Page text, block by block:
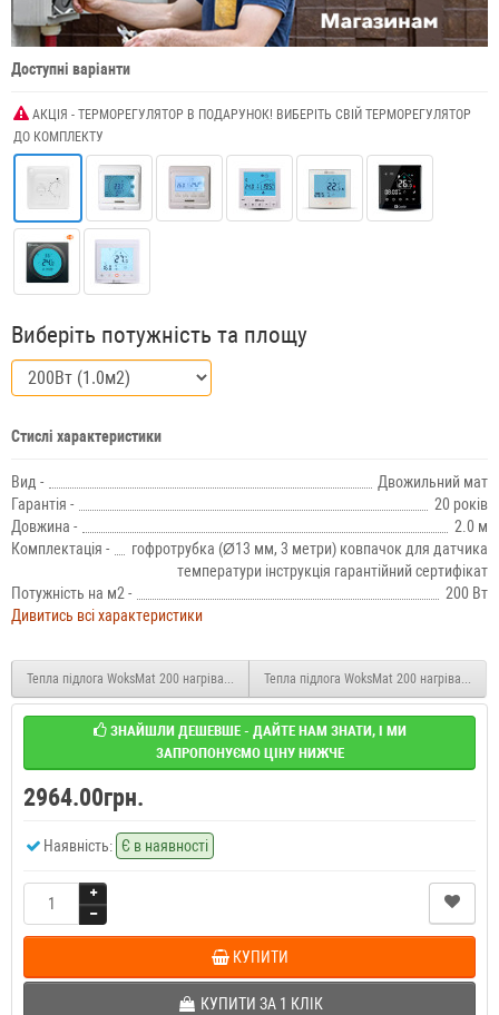
Доступні варіанти
АКЦІЯ - ТЕРМОРЕГУЛЯТОР В ПОДАРУНОК! ВИБЕРІТЬ СВІЙ ТЕРМОРЕГУЛЯТОР
ДО КОМПЛЕКТУ
Виберіть потужність та площу
Стислі характеристики
Вид -
Двожильний мат
Гарантія -
20 років
Довжина -
2.0 м
Комплектація -
гофротрубка (Ø13 мм, 3 метри) ковпачок для датчика
температури інструкція гарантійний сертифікат
Потужність на м2 -
200 Вт
Дивитись всі характеристики
Тепла підлога WoksMat 200 нагрівальні мати 100W 1.0x0.5мТепла підлога WoksMat 200 нагрівальні
ЗНАЙШЛИ ДЕШЕВШЕ - ДАЙТЕ НАМ ЗНАТИ, І МИ
ЗАПРОПОНУЄМО ЦІНУ НИЖЧЕ
2964.00грн.
Наявність: Є в наявності
КУПИТИ
КУПИТИ ЗА 1 КЛIК